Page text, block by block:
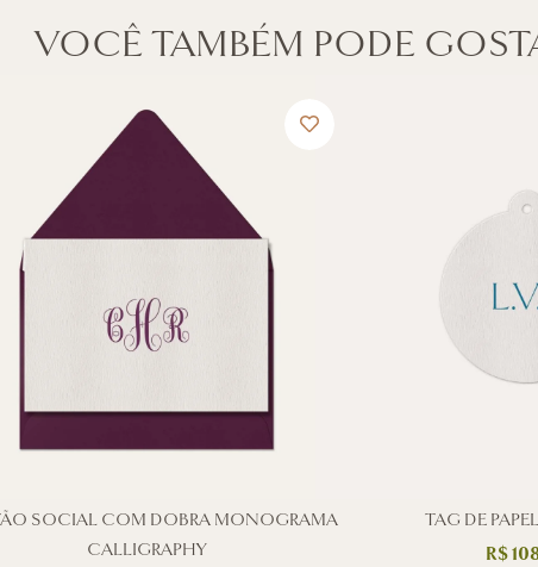
VOCÊ TAMBÉM PODE
SOCIAL COM DOBRA MONOGRAMA
CALLIGRAPHY
TAG DE
R$